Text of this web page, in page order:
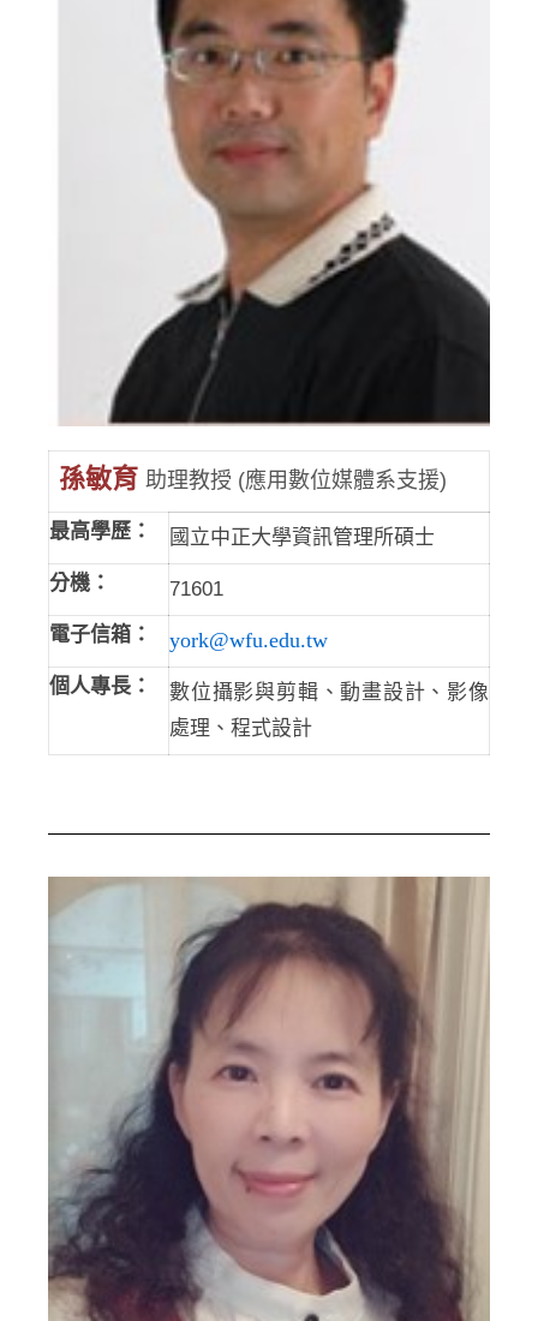
孫敏育 助理教授 (應用數位媒體系支援)
最高學歷：
國立中正大學資訊管理所碩士
分機：
71601
電子信箱：
york@wfu.edu.tw
個人專長：
數位攝影與剪輯、動畫設計、影像
處理、程式設計